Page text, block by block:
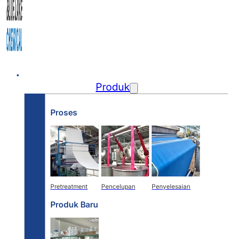
Produk
Proses
Pretreatment Pencelupan Penyelesaian
Produk Baru